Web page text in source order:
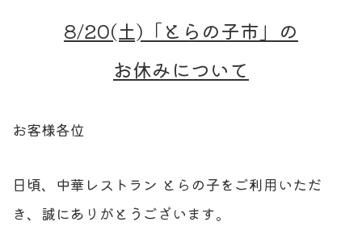
8/20(土)「とらの子市」の
お休みについて
お客様各位
日頃、中華レストラン とらの子をご利用いただ
き、誠にありがとうございます。